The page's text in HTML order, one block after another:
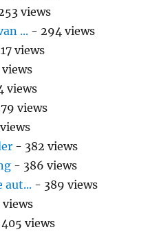
views
... - 294 views
views
views
views
- 382 views
- 386 views
aut... - 389 views
views